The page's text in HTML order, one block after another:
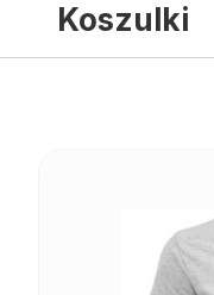
Koszulki